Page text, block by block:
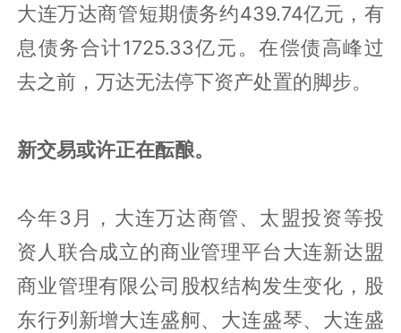
大连万达商管短期债务约439.74亿元，有
息债务合计1725.33亿元。在偿债高峰过
去之前，万达无法停下资产处置的脚步。
新交易或许正在酝酿。
今年3月，大连万达商管、太盟投资等投
资人联合成立的商业管理平台大连新达盟
商业管理有限公司股权结构发生变化，股
东行列新增大连盛舸、大连盛琴、大连盛